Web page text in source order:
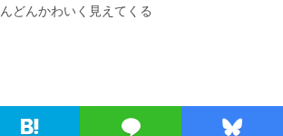
どんかわいく見えてくる